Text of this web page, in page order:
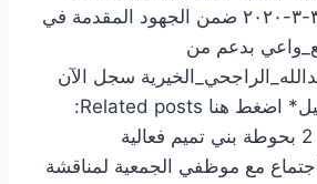
يوم الاثنين ٣٠-٣-٢٠٢٠ ضمن الجهود المقدمة في
بدعم من
سجل الآن
*رابط التسجيل* اضغط هنا Related posts:
ديونيات ريف 2 بحوطة بني تميم فعالية
مع موظفي الجمعية لمناقشة